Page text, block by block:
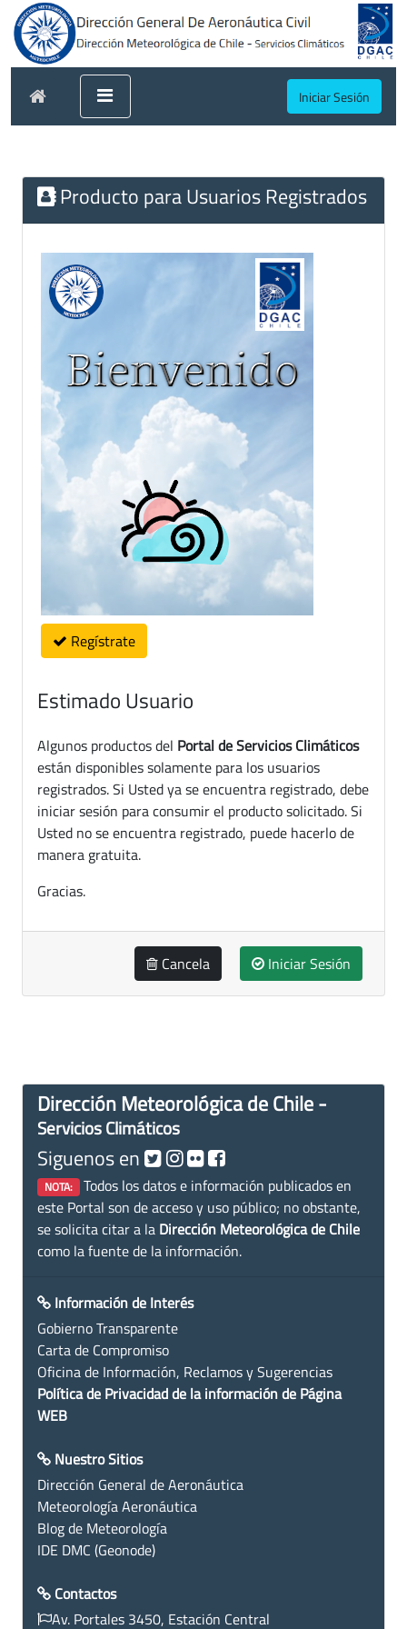
Iniciar Sesión
Producto para Usuarios Registrados
Regístrate
Estimado Usuario
Algunos productos del Portal de Servicios Climáticos
están disponibles solamente para los usuarios
registrados. Si Usted ya se encuentra registrado, debe
iniciar sesión para consumir el producto solicitado. Si
Usted no se encuentra registrado, puede hacerlo de
manera gratuita.
Gracias.
Cancela Iniciar Sesión
Dirección Meteorológica de Chile -
Servicios Climáticos
Siguenos en
NOTA: Todos los datos e información publicados en
este Portal son de acceso y uso público; no obstante,
se solicita citar a la Dirección Meteorológica de Chile
como la fuente de la información.
Información de Interés
Gobierno Transparente
Carta de Compromiso
Oficina de Información, Reclamos y Sugerencias
Política de Privacidad de la información de Página
WEB
Nuestro Sitios
Dirección General de Aeronáutica
Meteorología Aeronáutica
Blog de Meteorología
IDE DMC (Geonode)
Contactos
Av. Portales 3450, Estación Central